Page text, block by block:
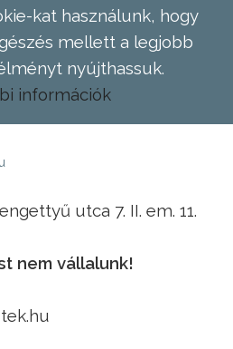
kat használunk, hogy
mellett a legjobb
nyújthassuk.
információk
utca 7. II. em. 11.
nem vállalunk!